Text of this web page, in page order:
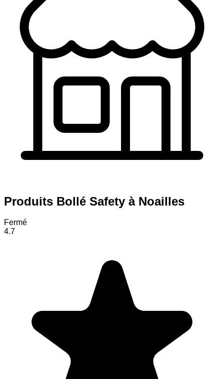
Produits Bollé Safety à Noailles
Fermé
4.7